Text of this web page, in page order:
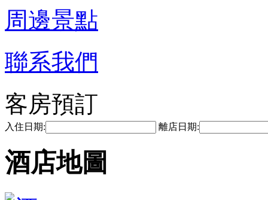
周邊景點
聯系我們
客房預訂
入住日期: 離店日期:
酒店地圖